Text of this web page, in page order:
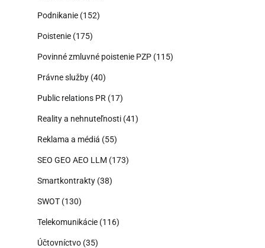
Podnikanie (152)
Poistenie (175)
Povinné zmluvné poistenie PZP (115)
Právne služby (40)
Public relations PR (17)
Reality a nehnuteľnosti (41)
Reklama a médiá (55)
SEO GEO AEO LLM (173)
Smartkontrakty (38)
SWOT (130)
Telekomunikácie (116)
Účtovníctvo (35)